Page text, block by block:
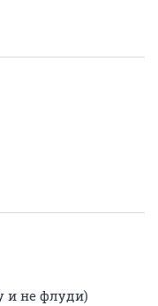
и не флуди)